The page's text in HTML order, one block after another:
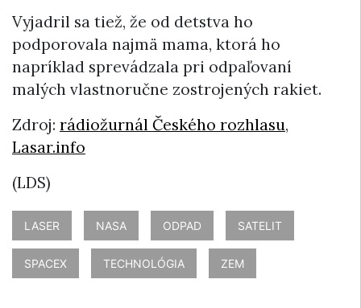
Vyjadril sa tiež, že od detstva ho
podporovala najmä mama, ktorá ho
napríklad sprevádzala pri odpaľovaní
malých vlastnoručne zostrojených rakiet.
Zdroj: rádiožurnál Českého rozhlasu,
Lasar.info
(LDS)
LASER NASA ODPAD SATELIT
SPACEX TECHNOLÓGIA ZEM